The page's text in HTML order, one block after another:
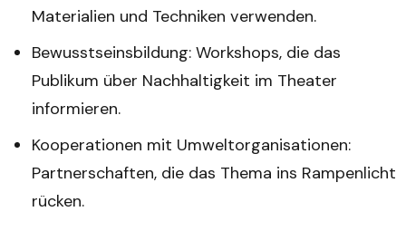
Materialien und Techniken verwenden.
Bewusstseinsbildung: Workshops, die das
Publikum über Nachhaltigkeit im Theater
informieren.
Kooperationen mit Umweltorganisationen:
Partnerschaften, die das Thema ins Rampenlicht
rücken.